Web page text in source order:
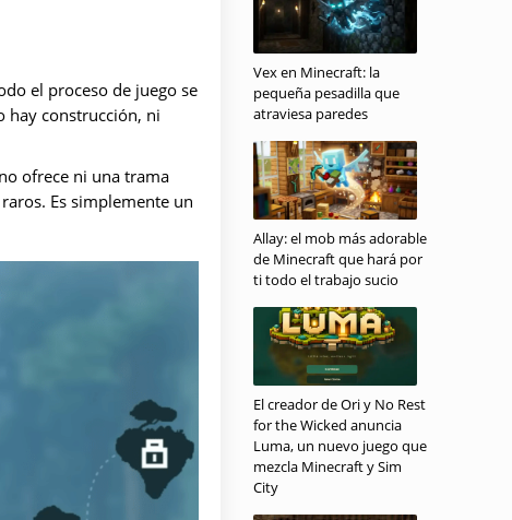
el proceso de juego se
hay construcción, ni
ofrece ni una trama
Es simplemente un
Vex en Minecraft: la
pequeña pesadilla que
atraviesa paredes
Allay: el mob más adorable
de Minecraft que hará por
ti todo el trabajo sucio
El creador de Ori y No Rest
for the Wicked anuncia
Luma, un nuevo juego que
mezcla Minecraft y Sim
City